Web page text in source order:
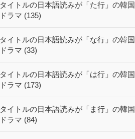
タイトルの日本語読みが「た行」の韓国
ドラマ (135)
タイトルの日本語読みが「な行」の韓国
ドラマ (33)
タイトルの日本語読みが「は行」の韓国
ドラマ (173)
タイトルの日本語読みが「ま行」の韓国
ドラマ (84)